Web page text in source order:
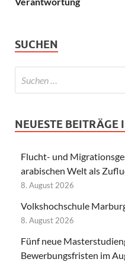
SUCHEN
NEUESTE BEITRÄGE
Flucht- und
arabischen Welt als
8. August 2026
Volkshochschule
8. August 2026
Fünf neue
Bewerbungsfristen im